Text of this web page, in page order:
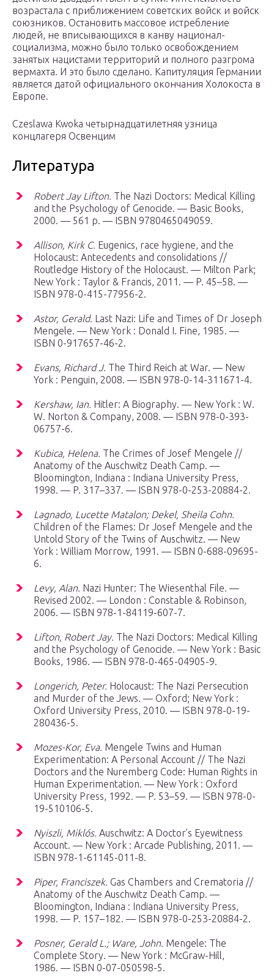
возрастала с приближением советских войск и войск
союзников. Остановить массовое истребление
людей, не вписывающихся в канву национал-
социализма, можно было только освобождением
занятых нацистами территорий и полного разгрома
вермахта. И это было сделано. Капитуляция Германии
является датой официального окончания Холокоста в
Европе.
Czeslawa Kwoka четырнадцатилетняя узница
концлагеря Освенцим
Литература
Robert Jay Lifton. The Nazi Doctors: Medical Killing
and the Psychology of Genocide. — Basic Books,
2000. — 561 p. — ISBN 9780465049059.
Allison, Kirk C. Eugenics, race hygiene, and the
Holocaust: Antecedents and consolidations //
Routledge History of the Holocaust. — Milton Park;
New York : Taylor & Francis, 2011. — P. 45–58. —
ISBN 978-0-415-77956-2.
Astor, Gerald. Last Nazi: Life and Times of Dr Joseph
Mengele. — New York : Donald I. Fine, 1985. —
ISBN 0-917657-46-2.
Evans, Richard J. The Third Reich at War. — New
York : Penguin, 2008. — ISBN 978-0-14-311671-4.
Kershaw, Ian. Hitler: A Biography. — New York : W.
W. Norton & Company, 2008. — ISBN 978-0-393-
06757-6.
Kubica, Helena. The Crimes of Josef Mengele //
Anatomy of the Auschwitz Death Camp. —
Bloomington, Indiana : Indiana University Press,
1998. — P. 317–337. — ISBN 978-0-253-20884-2.
Lagnado, Lucette Matalon; Dekel, Sheila Cohn.
Children of the Flames: Dr Josef Mengele and the
Untold Story of the Twins of Auschwitz. — New
York : William Morrow, 1991. — ISBN 0-688-09695-
6.
Levy, Alan. Nazi Hunter: The Wiesenthal File. —
Revised 2002. — London : Constable & Robinson,
2006. — ISBN 978-1-84119-607-7.
Lifton, Robert Jay. The Nazi Doctors: Medical Killing
and the Psychology of Genocide. — New York : Basic
Books, 1986. — ISBN 978-0-465-04905-9.
Longerich, Peter. Holocaust: The Nazi Persecution
and Murder of the Jews. — Oxford; New York :
Oxford University Press, 2010. — ISBN 978-0-19-
280436-5.
Mozes-Kor, Eva. Mengele Twins and Human
Experimentation: A Personal Account // The Nazi
Doctors and the Nuremberg Code: Human Rights in
Human Experimentation. — New York : Oxford
University Press, 1992. — P. 53–59. — ISBN 978-0-
19-510106-5.
Nyiszli, Miklós. Auschwitz: A Doctor’s Eyewitness
Account. — New York : Arcade Publishing, 2011. —
ISBN 978-1-61145-011-8.
Piper, Franciszek. Gas Chambers and Crematoria //
Anatomy of the Auschwitz Death Camp. —
Bloomington, Indiana : Indiana University Press,
1998. — P. 157–182. — ISBN 978-0-253-20884-2.
Posner, Gerald L.; Ware, John. Mengele: The
Complete Story. — New York : McGraw-Hill,
1986. — ISBN 0-07-050598-5.